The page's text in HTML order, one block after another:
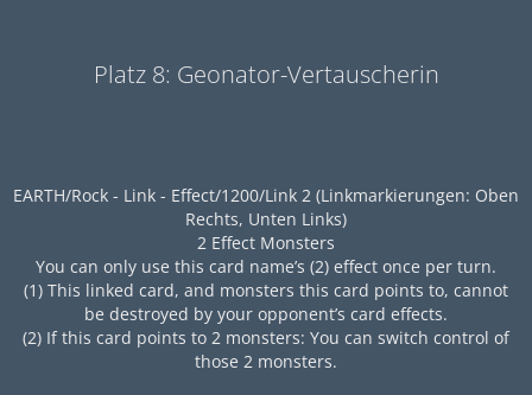
Platz 8: Geonator-Vertauscherin
EARTH/Rock - Link - Effect/1200/Link 2 (Linkmarkierungen: Oben
Rechts, Unten Links)
2 Effect Monsters
You can only use this card name’s (2) effect once per turn.
(1) This linked card, and monsters this card points to, cannot
be destroyed by your opponent’s card effects.
(2) If this card points to 2 monsters: You can switch control of
those 2 monsters.